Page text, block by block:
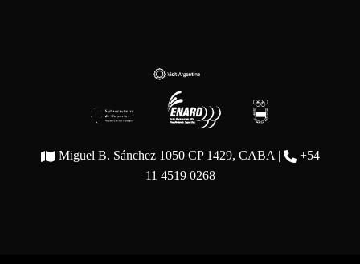
Miguel B. Sánchez 1050 CP 1429, CABA |
+54
11 4519 0268